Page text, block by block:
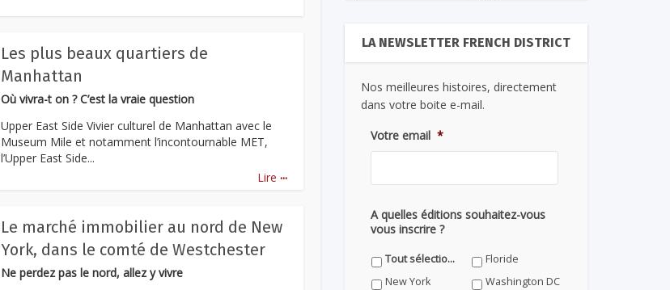
Les plus beaux quartiers de
Manhattan
Où vivra-t on ? C’est la vraie question
Upper East Side Vivier culturel de Manhattan avec le
Museum Mile et notamment l’incontournable MET,
l’Upper East Side...
Lire ...
Le marché immobilier au nord de New
York, dans le comté de Westchester
Ne perdez pas le nord, allez y vivre
LA NEWSLETTER FRENCH DISTRICT
Nos meilleures histoires, directement
dans votre boite e-mail.
Votre email *
A quelles éditions souhaitez-vous
vous inscrire ?
Tout sélectionner
Floride
New York
Washington DC